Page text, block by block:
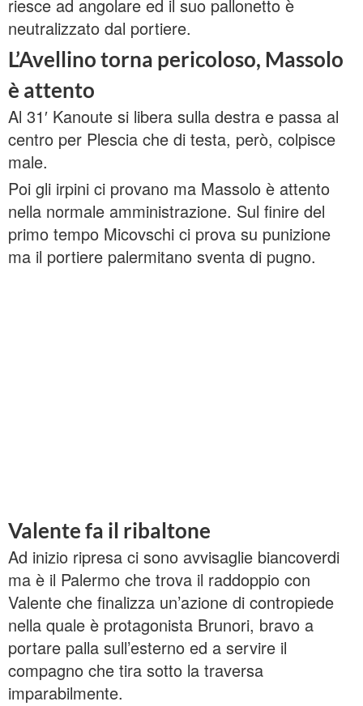
riesce ad angolare ed il suo pallonetto è
neutralizzato dal portiere.
L’Avellino torna pericoloso, Massolo
è attento
Al 31′ Kanoute si libera sulla destra e passa al
centro per Plescia che di testa, però, colpisce
male.
Poi gli irpini ci provano ma Massolo è attento
nella normale amministrazione. Sul finire del
primo tempo Micovschi ci prova su punizione
ma il portiere palermitano sventa di pugno.
Valente fa il ribaltone
Ad inizio ripresa ci sono avvisaglie biancoverdi
ma è il Palermo che trova il raddoppio con
Valente che finalizza un’azione di contropiede
nella quale è protagonista Brunori, bravo a
portare palla sull’esterno ed a servire il
compagno che tira sotto la traversa
imparabilmente.